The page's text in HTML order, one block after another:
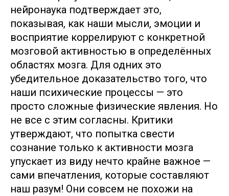
нейронаука подтверждает это,
показывая, как наши мысли, эмоции и
восприятие коррелируют с конкретной
мозговой активностью в определённых
областях мозга. Для одних это
убедительное доказательство того, что
наши психические процессы — это
просто сложные физические явления. Но
не все с этим согласны. Критики
утверждают, что попытка свести
сознание только к активности мозга
упускает из виду нечто крайне важное —
сами впечатления, которые составляют
наш разум! Они совсем не похожи на